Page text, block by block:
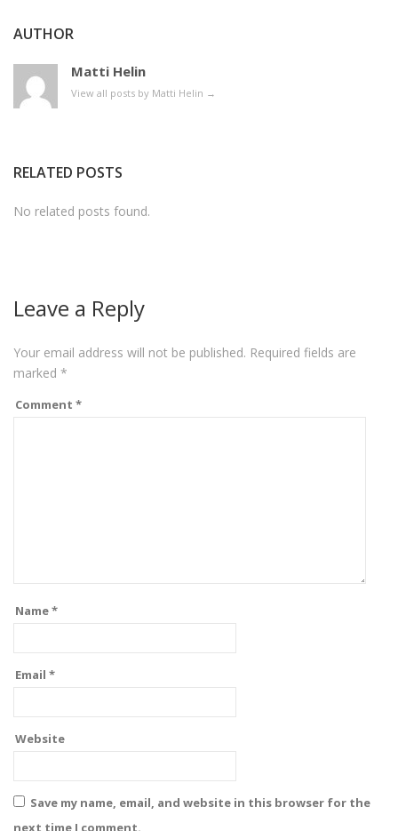
AUTHOR
Matti Helin
View all posts by Matti Helin →
RELATED POSTS
No related posts found.
Leave a Reply
Your email address will not be published. Required fields are
marked *
Comment *
Name*
Email *
Website
Save my name, email, and website in this browser for the
next time I comment.